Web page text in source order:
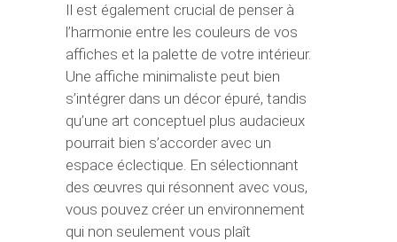
Il est également crucial de penser à
l’harmonie entre les couleurs de vos
affiches et la palette de votre intérieur.
Une affiche minimaliste peut bien
s’intégrer dans un décor épuré, tandis
qu’une art conceptuel plus audacieux
pourrait bien s’accorder avec un
espace éclectique. En sélectionnant
des œuvres qui résonnent avec vous,
vous pouvez créer un environnement
qui non seulement vous plaît